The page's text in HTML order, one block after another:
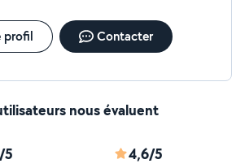
profil Contacter
nous évaluent
5 4,6/5